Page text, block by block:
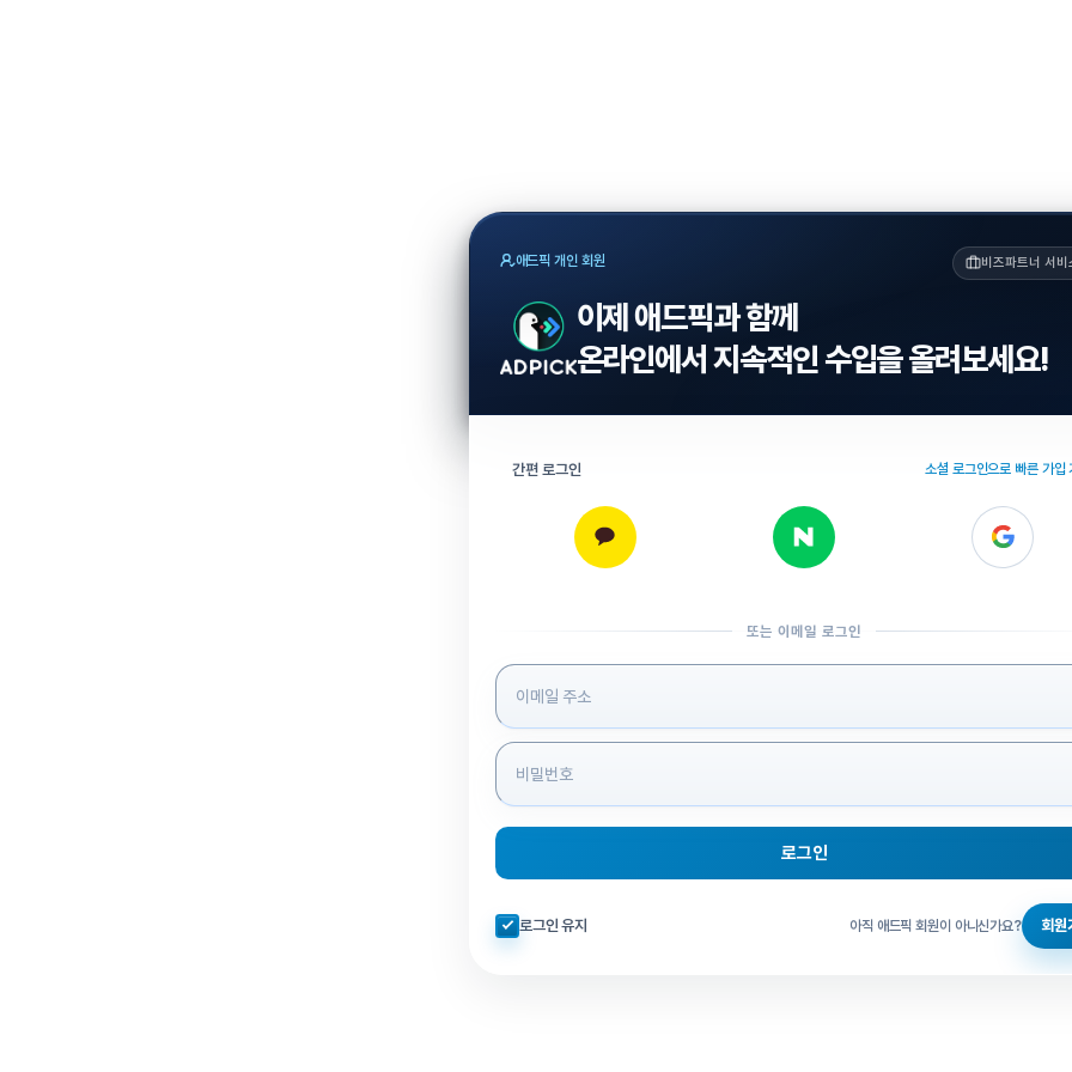
애드픽 개인 회원 비즈파트너 서비
이제 애드픽과 함께
온라인에서 지속적인 수입을 올려보세요!
간편 로그인 소셜 로그인으로 빠른 가입
또는 이메일 로그인
로그인 정보 입력
로그인
자동로그인 체크
로그인 유지 아직 애드픽 회원이 아니신가요? 회원